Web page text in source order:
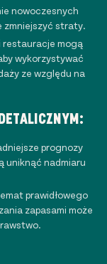
nowoczesnych
zmniejszyć straty.
restauracje mogą
wykorzystywać
ze względu na
prognozy
uniknąć nadmiaru
prawidłowego
zapasami może